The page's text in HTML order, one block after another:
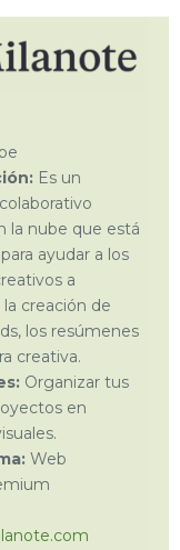
Es un
la nube que está
ayudar a los
a
creación de
los resúmenes
creativa.
Organizar tus
en
Web